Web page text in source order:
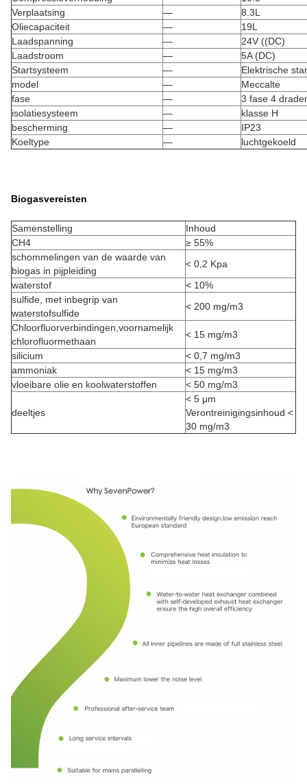
Verplaatsing
—
8.3L
Oliecapaciteit
—
19L
Laadspanning
—
24V ((DC)
Laadstroom
—
5A (DC)
Startsysteem
—
Elektrische
model
—
Meccalte
fase
—
3 fase 4
isolatiesysteem
—
klasse H
bescherming
—
IP23
Koeltype
— luchtgekoeld
Biogasvereisten
Samenstelling
Inhoud
CH4
≥ 55%
schommelingen van de waarde van
biogas in pijpleiding
< 0,2 Kpa
waterstof
< 10%
sulfide, met inbegrip van
waterstofsulfide
< 200 mg/m3
Chloorfluorverbindingen,voornamelijk
chlorofluormethaan
< 15 mg/m3
silicium
< 0,7 mg/m3
ammoniak
< 15 mg/m3
vloeibare olie en koolwaterstoffen
< 50 mg/m3
deeltjes
< 5 μm
Verontreinigingsinhoud <
30 mg/m3